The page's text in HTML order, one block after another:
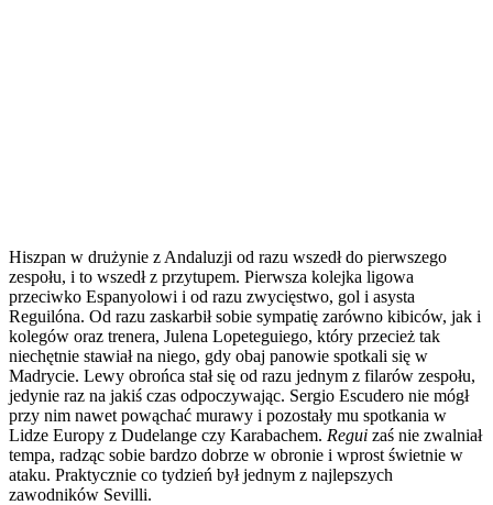
Hiszpan w drużynie z Andaluzji od razu wszedł do pierwszego
zespołu, i to wszedł z przytupem. Pierwsza kolejka ligowa
przeciwko Espanyolowi i od razu zwycięstwo, gol i asysta
Reguilóna. Od razu zaskarbił sobie sympatię zarówno kibiców, jak i
kolegów oraz trenera, Julena Lopeteguiego, który przecież tak
niechętnie stawiał na niego, gdy obaj panowie spotkali się w
Madrycie. Lewy obrońca stał się od razu jednym z filarów zespołu,
jedynie raz na jakiś czas odpoczywając. Sergio Escudero nie mógł
przy nim nawet powąchać murawy i pozostały mu spotkania w
Lidze Europy z Dudelange czy Karabachem. Regui zaś nie zwalniał
tempa, radząc sobie bardzo dobrze w obronie i wprost świetnie w
ataku. Praktycznie co tydzień był jednym z najlepszych
zawodników Sevilli.